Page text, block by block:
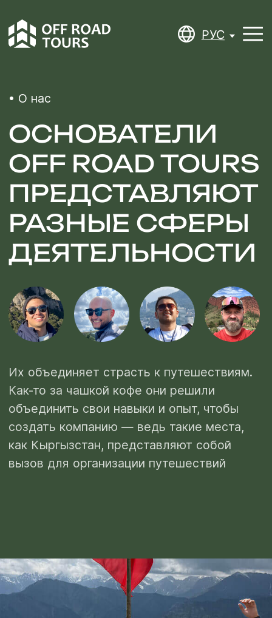
ОСНОВАТЕЛИ
ПРЕДСТАВЛЯЮТ
РАЗНЫЕ СФЕРЫ
ДЕЯТЕЛЬНОСТИ
Их объединяет страсть к путешествиям.
объединить свои навыки и опыт, чтобы
создать компанию — ведь такие места,
как Кыргызстан, представляют собой
вызов для организации путешествий
МЫ ЗНАЕМ, ЧТО
СПЛАНИРОВАТЬ